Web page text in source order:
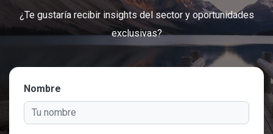
¿Te gustaría recibir insights del sector y oportunidades
exclusivas?
Nombre